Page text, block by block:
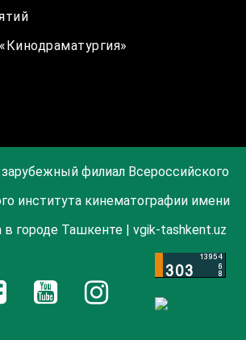
филиал Всероссийского
института кинематографии имени
в городе Ташкенте | vgik-tashkent.uz